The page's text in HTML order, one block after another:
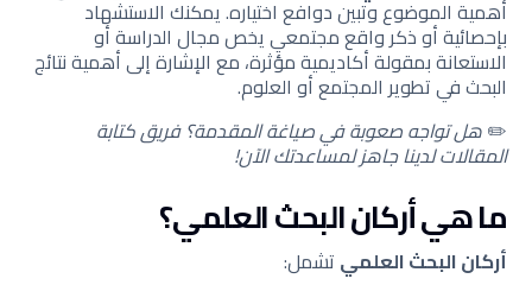
أهمية الموضوع وتبين دوافع اختياره. يمكنك الاستشهاد
بإحصائية أو ذكر واقع مجتمعي يخص مجال الدراسة أو
الاستعانة بمقولة أكاديمية مؤثرة، مع الإشارة إلى أهمية نتائج
البحث في تطوير المجتمع أو العلوم.
✏️هل تواجه صعوبة في صياغة المقدمة؟ فريق كتابة
المقالات لدينا جاهز لمساعدتك الآن!
ما هي أركان البحث العلمي؟
أركان البحث العلميتشمل: